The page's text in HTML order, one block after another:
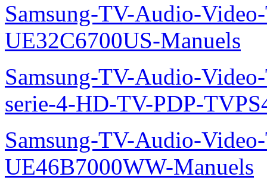
Samsung-TV-Audio-
UE32C6700US-Manuels
Samsung-TV-Audio-
serie-4-HD-TV-PDP-
Samsung-TV-Audio-
UE46B7000WW-Manuels